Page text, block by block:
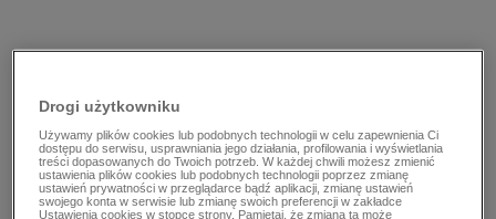
Drogi użytkowniku
Używamy plików cookies lub podobnych technologii w celu zapewnienia Ci
dostępu do serwisu, usprawniania jego działania, profilowania i wyświetlania
treści dopasowanych do Twoich potrzeb. W każdej chwili możesz zmienić
ustawienia plików cookies lub podobnych technologii poprzez zmianę
ustawień prywatności w przeglądarce bądź aplikacji, zmianę ustawień
swojego konta w serwisie lub zmianę swoich preferencji w zakładce
Ustawienia cookies w stopce strony. Pamiętaj, że zmiana ta może